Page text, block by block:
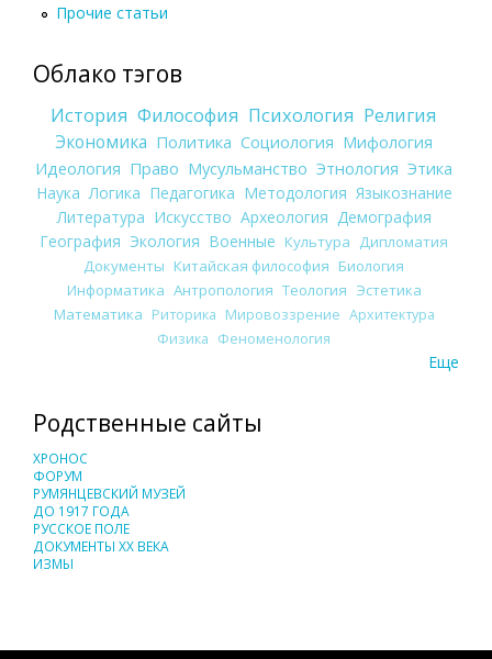
Прочие статьи
Облако тэгов
История Философия Психология Религия
Экономика Политика Социология Мифология
Идеология Право Мусульманство Этнология Этика
Наука Логика Педагогика Методология Языкознание
Литература Искусство Археология Демография
География Экология Военные Культура
Дипломатия
Документы Китайская философия Биология
Информатика Антропология Теология Эстетика
Математика Риторика Мировоззрение Архитектура
Физика Феноменология
Еще
Родственные сайты
ХРОНОС
ФОРУМ
РУМЯНЦЕВСКИЙ МУЗЕЙ
ДО 1917 ГОДА
РУССКОЕ ПОЛЕ
ДОКУМЕНТЫ XX ВЕКА
ИЗМЫ